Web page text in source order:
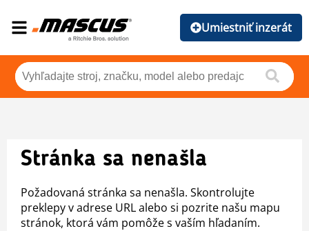
Umiestniť inzerát
Stránka sa nenašla
Požadovaná stránka sa nenašla. Skontrolujte
preklepy v adrese URL alebo si pozrite našu mapu
stránok, ktorá vám pomôže s vaším hľadaním.